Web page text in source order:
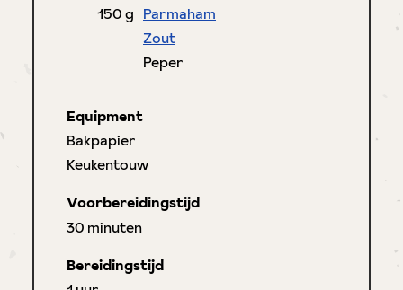
150g Parmaham
Zout
Peper
Equipment
Bakpapier
Keukentouw
Voorbereidingstijd
30 minuten
minuten
Bereidingstijd